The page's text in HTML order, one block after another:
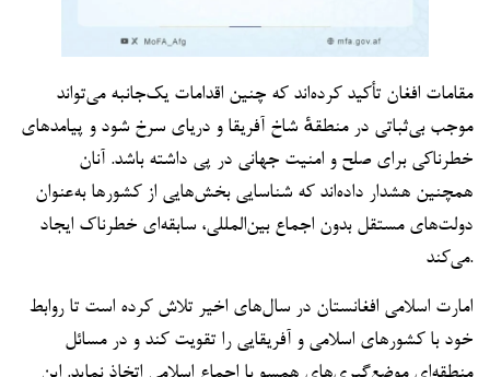
مقامات افغان تأکید کرده‌اند که چنین اقدامات یک‌جانبه می‌تواند
موجب بی‌ثباتی در منطقهٔ شاخ آفریقا و دریای سرخ شود و پیامدهای
خطرناکی برای صلح و امنیت جهانی در پی داشته باشد. آنان
همچنین هشدار داده‌اند که شناسایی بخش‌هایی از کشورها به‌عنوان
دولت‌های مستقل بدون اجماع بین‌المللی، سابقه‌ای خطرناک ایجاد
می‌کند.
امارت اسلامی افغانستان در سال‌های اخیر تلاش کرده است تا روابط
خود با کشورهای اسلامی و آفریقایی را تقویت کند و در مسائل